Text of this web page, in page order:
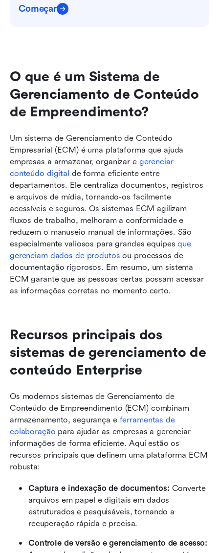
Começar
O que é um Sistema de
Gerenciamento de Conteúdo
de Empreendimento?
Um sistema de Gerenciamento de Conteúdo
Empresarial (ECM) é uma plataforma que ajuda
empresas a armazenar, organizar e gerenciar
conteúdo digital de forma eficiente entre
departamentos. Ele centraliza documentos, registros
e arquivos de mídia, tornando-os facilmente
acessíveis e seguros. Os sistemas ECM agilizam
fluxos de trabalho, melhoram a conformidade e
reduzem o manuseio manual de informações. São
especialmente valiosos para grandes equipes que
gerenciam dados de produtos ou processos de
documentação rigorosos. Em resumo, um sistema
ECM garante que as pessoas certas possam acessar
as informações corretas no momento certo.
Recursos principais dos
sistemas de gerenciamento de
conteúdo Enterprise
Os modernos sistemas de Gerenciamento de
Conteúdo de Empreendimento (ECM) combinam
armazenamento, segurança e ferramentas de
colaboração para ajudar as empresas a gerenciar
informações de forma eficiente. Aqui estão os
recursos principais que definem uma plataforma ECM
robusta:
Captura e indexação de documentos: Converte
arquivos em papel e digitais em dados
estruturados e pesquisáveis, tornando a
recuperação rápida e precisa.
Controle de versão e gerenciamento de acesso: